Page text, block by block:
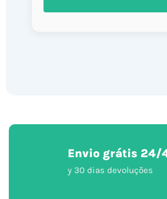
Envio grátis 24/
y 30 dias devoluções